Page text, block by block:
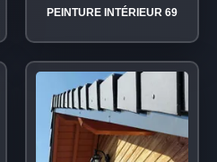
PEINTURE INTÉRIEUR 69